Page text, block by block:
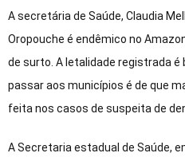
A secretária de Saúde, Claudia
Oropouche é endêmico no
de surto. A letalidade registrada é
passar aos municípios é de que
feita nos casos de suspeita de
A Secretaria estadual de Saúde,